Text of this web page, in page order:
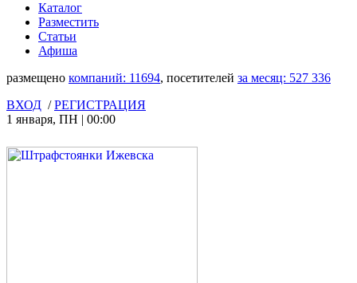
Каталог
Разместить
Статьи
Афиша
размещено компаний: 11694, посетителей за месяц: 527 336
ВХОД /РЕГИСТРАЦИЯ
1 января, ПН | 00:00